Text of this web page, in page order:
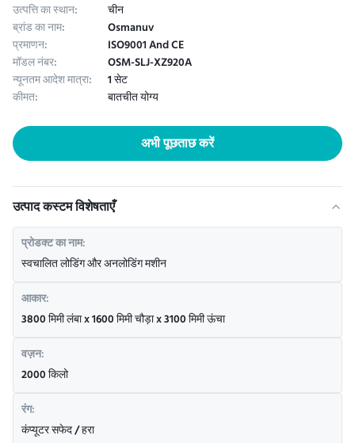
उत्पत्ति का स्थान:
चीन
ब्रांड का नाम: Osmanuv
प्रमाणन: ISO9001 And CE
मॉडल नंबर: OSM-SLJ-XZ920A
न्यूनतम आदेश मात्रा: 1 सेट
कीमत: बातचीत योग्य
अभी पूछताछ करें
उत्पाद कस्टम विशेषताएँ
प्रोडक्ट का नाम:
स्वचालित लोडिंग और अनलोडिंग मशीन
आकार:
3800 मिमी लंबा x 1600 मिमी चौड़ा x 3100 मिमी ऊंचा
वज़न:
2000 किलो
रंग:
कंप्यूटर सफेद / हरा